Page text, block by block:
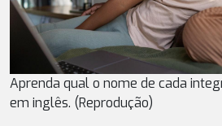
Aprenda qual o nome de cada
em inglês. (Reprodução)